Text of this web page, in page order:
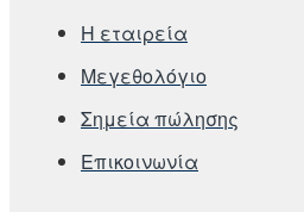
Η εταιρεία
Μεγεθολόγιο
Σημεία πώλησης
Επικοινωνία